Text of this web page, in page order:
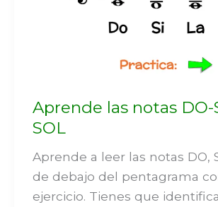
Aprende las notas DO-
SOL
Aprende a leer las notas DO,
de debajo del pentagrama
ejercicio. Tienes que